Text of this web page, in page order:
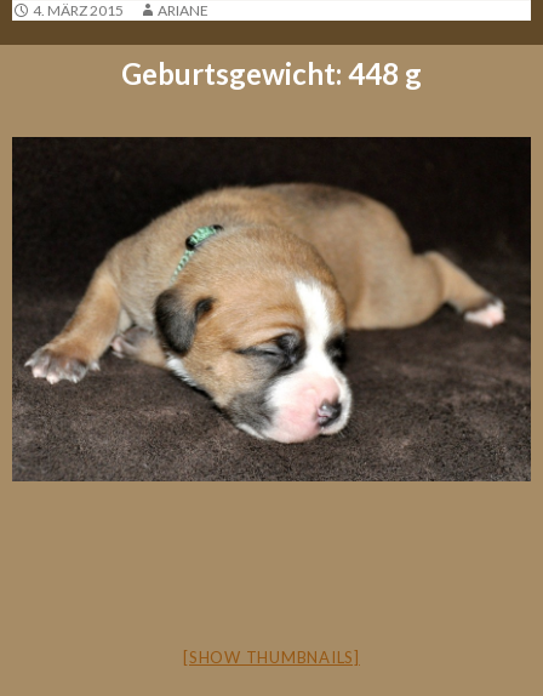
4. MÄRZ 2015 ARIANE
Geburtsgewicht: 448 g
[SHOW THUMBNAILS]